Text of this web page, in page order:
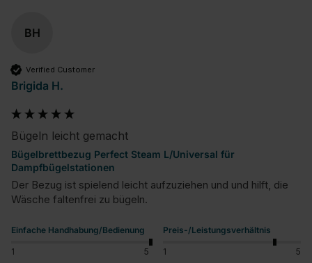
BH
Verified Customer
Brigida H.
Bügeln leicht gemacht
Bügelbrettbezug Perfect Steam L/Universal für
Dampfbügelstationen
Der Bezug ist spielend leicht aufzuziehen und und hilft, die
Wäsche faltenfrei zu bügeln.
Einfache Handhabung/Bedienung
1 5
Preis-/Leistungsverhältnis
1
5